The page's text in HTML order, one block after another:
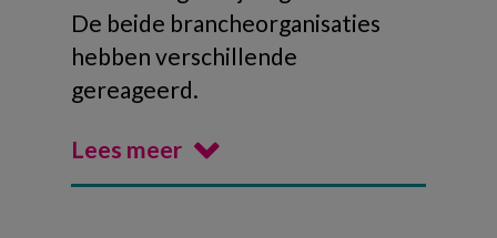
De beide brancheorganisaties
hebben verschillende
gereageerd.
Lees meer